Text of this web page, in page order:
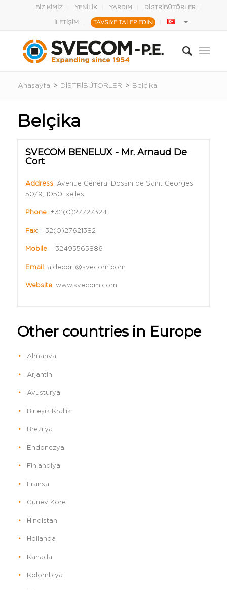
BİZ KİMİZ YENİLİK YARDIM DİSTRİBÜTÖRLER
İLETİŞİM TAVSIYE TALEP EDIN
Anasayfa > DİSTRİBÜTÖRLER > Belçika
Belçika
SVECOM BENELUX - Mr. Arnaud De
Cort
Address: Avenue Général Dossin de Saint Georges
50/9, 1050 Ixelles
Phone: +32(0)27727324
Fax: +32(0)27621382
Mobile: +32495565886
Email : a.decort@svecom.com
Website: www.svecom.com
Other countries in Europe
Almanya
Arjantin
Avusturya
Birleşik Krallık
Brezilya
Endonezya
Finlandiya
Fransa
Güney Kore
Hindistan
Hollanda
Kanada
Kolombiya